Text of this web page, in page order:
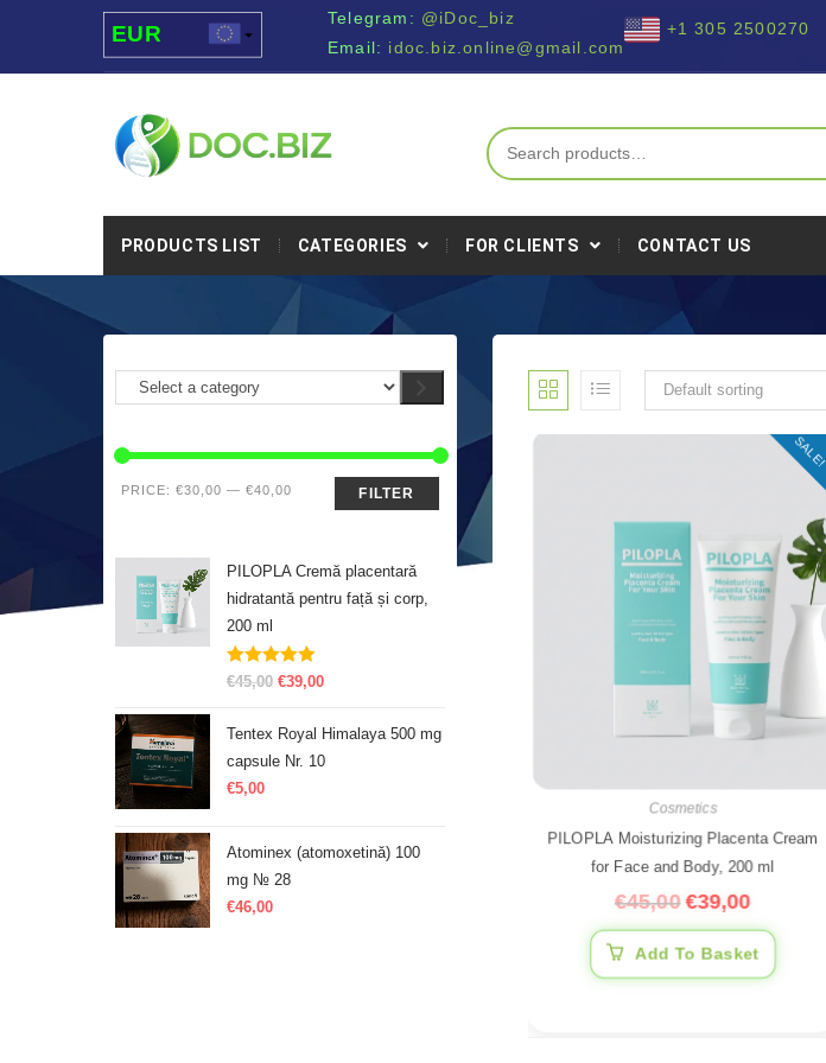
EUR
USD
UAH
MDL
Telegram: @iDoc_biz
Email: idoc.biz.online@gmail.com
+1 305 2500270
PRODUCTS LIST CATEGORIES FOR CLIENTS CONTACT US
Default sorting
SALE!
Cosmetics
PILOPLA Moisturizing Placenta Cream
for Face and Body, 200 ml
€45,00€39,00
Add To Basket
FILTER
PRICE: €30,00 — €40,00
PILOPLA Cremă placentară
hidratantă pentru față și corp,
200 ml
Evaluat la
€45,00 €39,00
Tentex Royal Himalaya 500 mg
capsule Nr. 10
€5,00
Atominex (atomoxetină) 100
mg № 28
€46,00